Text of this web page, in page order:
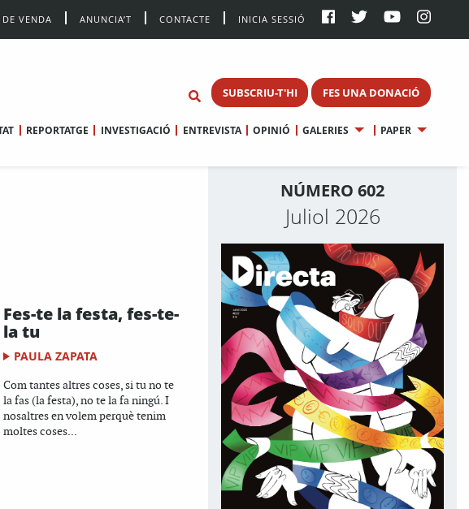
VENDA ANUNCIA’T CONTACTE INICIA SESSIÓ
SUBSCRIU-T'HI FES UNA DONACIÓ
REPORTATGE INVESTIGACIÓ ENTREVISTA OPINIÓ GALERIES PAPER
Fes-te la festa, fes-te-
la tu
PAULA ZAPATA
Com tantes altres coses, si tu no te
la fas (la festa), no te la fa ningú. I
nosaltres en volem perquè tenim
moltes coses...
NÚMERO 602
Juliol 2026